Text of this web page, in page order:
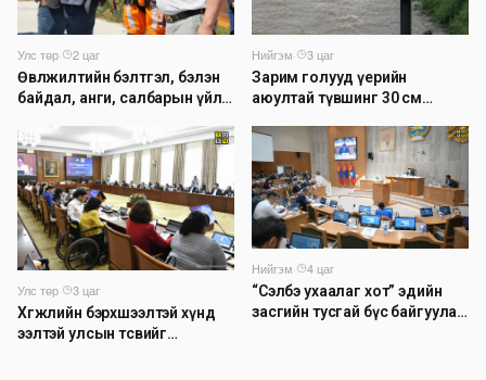
Улс төр·
2 цаг
Өвөлжилтийн бэлтгэл, бэлэн
байдал, анги, салбарын үйл
Нийгэм·
3 цаг
Зарим голууд үерийн
аюултай түвшинг 30 см
Улс төр·
3 цаг
Хөгжлийн бэрхшээлтэй хүнд
ээлтэй улсын төсвийг
Нийгэм·
4 цаг
“Сэлбэ ухаалаг хот” эдийн
засгийн тусгай бүс байгуулах